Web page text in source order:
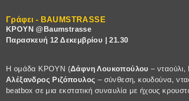
Γράφει - BAUMSTRASSE
ΚΡΟΥΝ @Baumstrasse
Παρασκευή 12 Δεκεμβρίου | 21.30
Η ομάδα ΚΡΟΥΝ (Δάφνη Λουκοπούλου – νταούλι,
Αλέξανδρος Ριζόπουλος – σύνθεση, κουδούνα,
beatbox σε μια εκστατική συναυλία με ήχους